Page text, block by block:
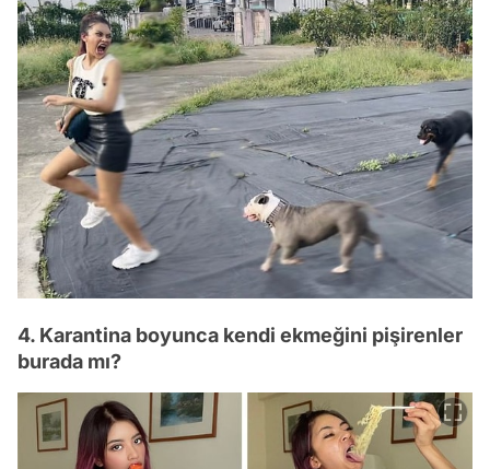
4. Karantina boyunca kendi ekmeğini pişirenler
burada mı?